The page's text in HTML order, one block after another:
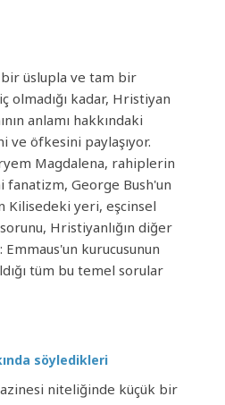
üslupla ve tam bir
olmadığı kadar, Hristiyan
anlamı hakkındaki
ve öfkesini paylaşıyor.
Magdalena, rahiplerin
fanatizm, George Bush'un
Kilisedeki yeri, eşcinsel
Hristiyanlığın diğer
kurucusunun
tüm bu temel sorular
söyledikleri
niteliğinde küçük bir